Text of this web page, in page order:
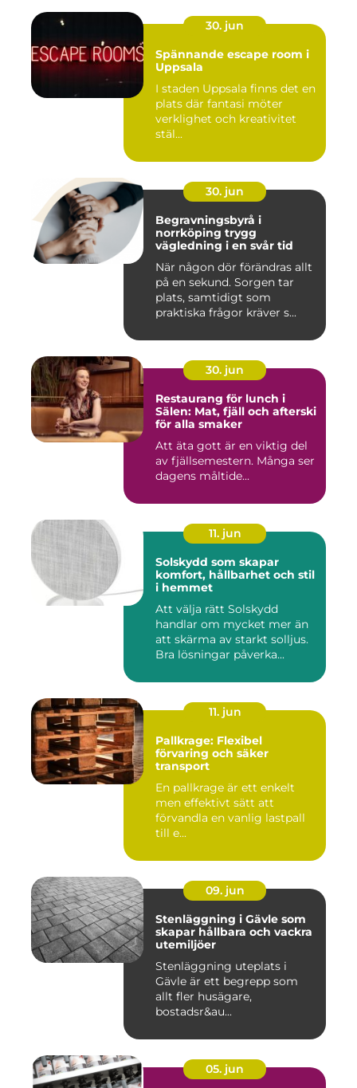
30. jun
Spännande escape room i
Uppsala
I staden Uppsala finns det en
plats där fantasi möter
verklighet och kreativitet
stäl...
30. jun
Begravningsbyrå i
norrköping trygg
vägledning i en svår tid
När någon dör förändras allt
på en sekund. Sorgen tar
plats, samtidigt som
praktiska frågor kräver s...
30. jun
Restaurang för lunch i
Sälen: Mat, fjäll och afterski
för alla smaker
Att äta gott är en viktig del
av fjällsemestern. Många ser
dagens måltide...
11. jun
Solskydd som skapar
komfort, hållbarhet och stil
i hemmet
Att välja rätt Solskydd
handlar om mycket mer än
att skärma av starkt solljus.
Bra lösningar påverka...
11. jun
Pallkrage: Flexibel
förvaring och säker
transport
En pallkrage är ett enkelt
men effektivt sätt att
förvandla en vanlig lastpall
till e...
09. jun
Stenläggning i Gävle som
skapar hållbara och vackra
utemiljöer
Stenläggning uteplats i
Gävle är ett begrepp som
allt fler husägare,
bostadsr&au...
05. jun